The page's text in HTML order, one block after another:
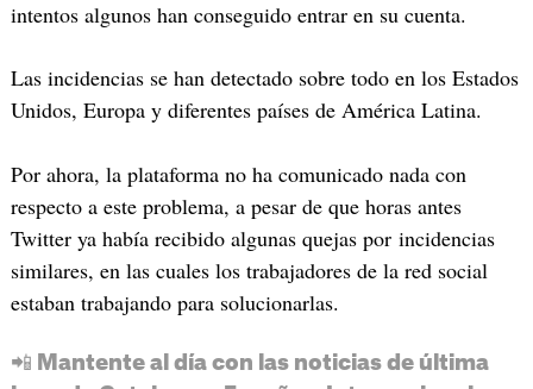
intentos algunos han conseguido entrar en su cuenta.
Las incidencias se han detectado sobre todo en los Estados
Unidos, Europa y diferentes países de América Latina.
Por ahora, la plataforma no ha comunicado nada con
respecto a este problema, a pesar de que horas antes
Twitter ya había recibido algunas quejas por incidencias
similares, en las cuales los trabajadores de la red social
estaban trabajando para solucionarlas.
📲 Mantente al día con las noticias de última